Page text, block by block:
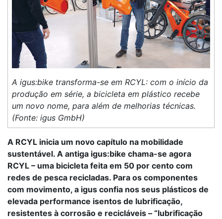
A igus:bike transforma-se em RCYL: com o início da
produção em série, a bicicleta em plástico recebe
um novo nome, para além de melhorias técnicas.
(Fonte: igus GmbH)
A RCYL inicia um novo capítulo na mobilidade
sustentável. A antiga igus:bike chama-se agora
RCYL – uma bicicleta feita em 50 por cento com
redes de pesca recicladas. Para os componentes
com movimento, a igus confia nos seus plásticos de
elevada performance isentos de lubrificação,
resistentes à corrosão e recicláveis – “lubrificação